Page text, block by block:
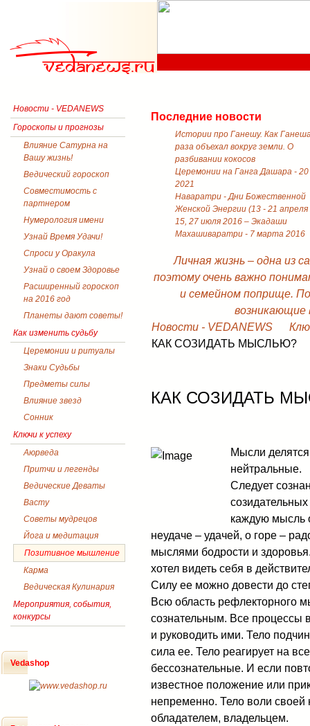
Последние новости
Истории про Ганешу. Как
раза объехал вокруг земли. О
разбивании кокосов
Церемонии на Ганга Дашара -
2021
Наваратри - Дни Божественной
Женской Энергии (13 - 21 апреля
15, 27 июля 2016 – Экадаши
Махашиваратри - 7 марта 2016
Личная жизнь – одна из
поэтому очень важно
и семейном поприще.
возникающие
Новости - VEDANEWS
КАК СОЗИДАТЬ МЫСЛЬЮ?
КАК СОЗИДАТЬ
Мысли
нейтральные.
Следует
каждую мысль
неудаче – удачей, о горе –
мыслями бодрости и
хотел видеть себя в
Силу ее можно довести до
Всю область рефлекторного
сознательным. Все процессы
и руководить ими. Тело
сила ее. Тело реагирует на
бессознательные. И если
известное положение или
непременно. Тело воли своей
обладателем, владельцем.
Новости - VEDANEWS
Гороскопы и прогнозы
Влияние Сатурна на
Вашу жизнь!
Ведический гороскоп
Совместимость с
партнером
Нумерология имени
Узнай Время Удачи!
Спроси у Оракула
Узнай о своем Здоровье
Расширенный гороскоп
на 2016 год
Планеты дают советы!
Как изменить судьбу
Церемонии и ритуалы
Знаки Судьбы
Предметы силы
Влияние звезд
Сонник
Ключи к успеху
Аюрведа
Притчи и легенды
Ведические Деваты
Васту
Советы мудрецов
Йога и медитация
Позитивное мышление
Карма
Ведическая Кулинария
Мероприятия, события,
конкурсы
Vedashop